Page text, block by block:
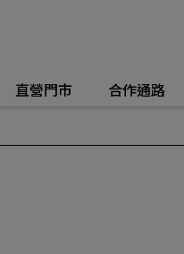
直營門市 合作通路